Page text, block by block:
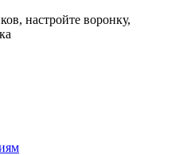
настройте воронку,